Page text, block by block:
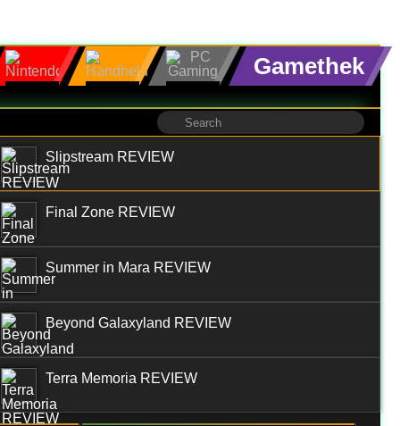
Gamethek
Slipstream REVIEW
Final Zone REVIEW
Summer in Mara REVIEW
Beyond Galaxyland REVIEW
Terra Memoria REVIEW